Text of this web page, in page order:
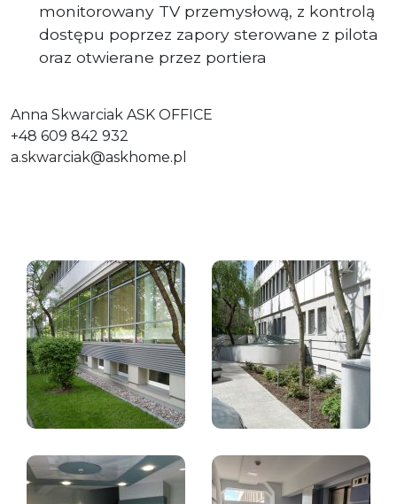
monitorowany TV przemysłową, z kontrolą
dostępu poprzez zapory sterowane z pilota
oraz otwierane przez portiera
Anna Skwarciak ASK OFFICE
+48 609 842 932
a.skwarciak@askhome.pl